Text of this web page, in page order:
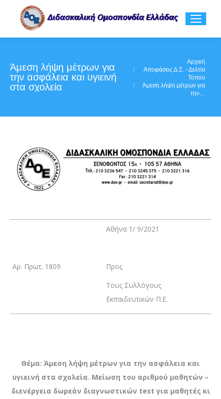
Άμεση λήψη μέτρων για
την ασφάλεια και υγιεινή
στα σχολεία
Αρχική
Αποφάσεις Δ.Σ. - Δελτία
Τύπου
Άμεση λήψη μέτρων για
την…
Αρ. Πρωτ. 1809
Αθήνα 1/ 9/2021
Προς
Τους Συλλόγους
Εκπαιδευτικών Π.Ε.
Θέμα: Άμεση λήψη μέτρων για την ασφάλεια και
υγιεινή στα σχολεία. Μείωση του αριθμού μαθητών –
διενέργεια δωρεάν διαγνωστικών test για μαθητές κι